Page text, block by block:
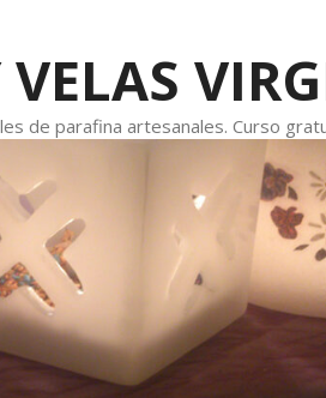
VELAS
de parafina artesanales. Curso